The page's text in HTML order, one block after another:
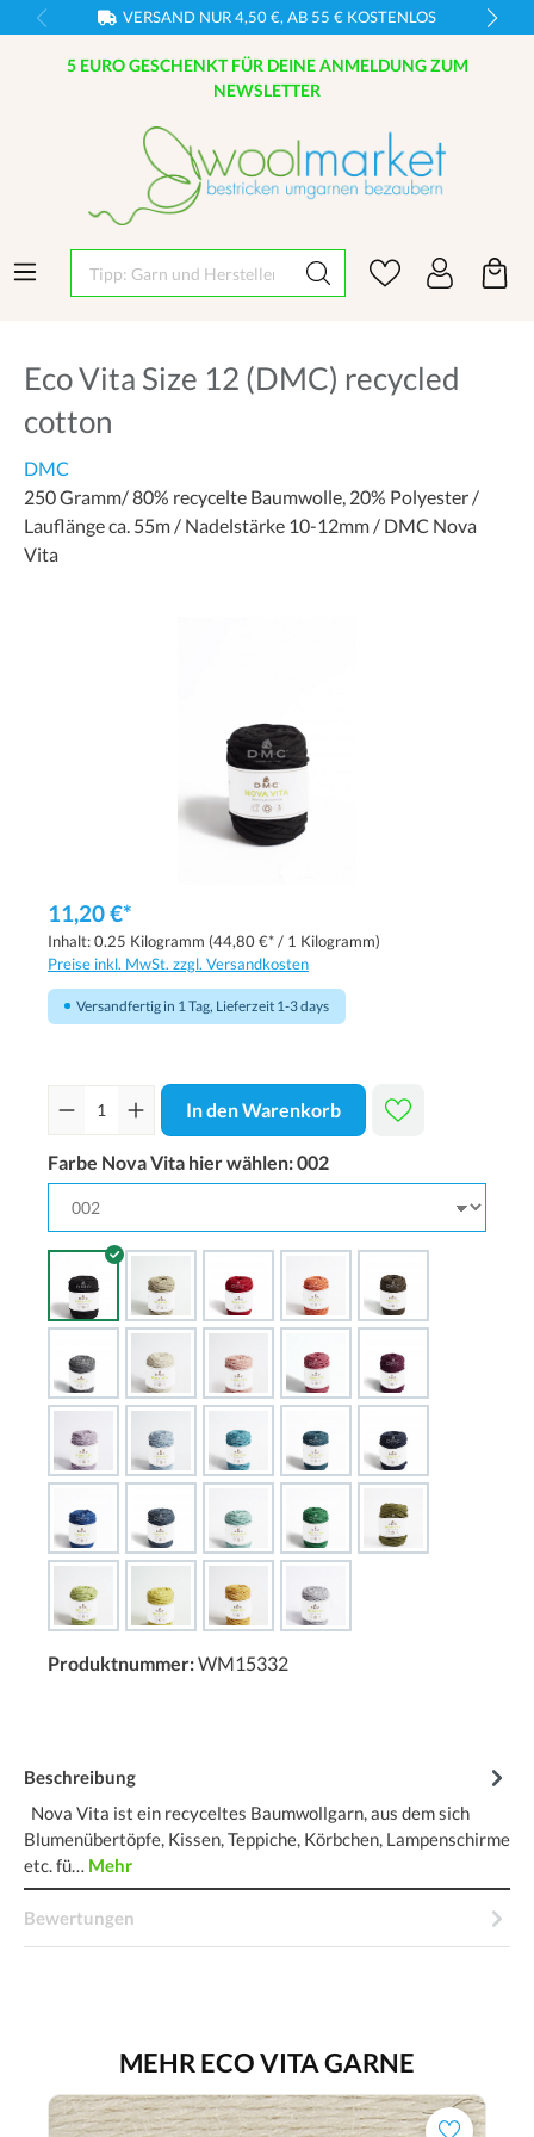
VERSAND NUR 4,50 €, AB 55 € KOSTENLOS
5 EURO GESCHENKT FÜR DEINE ANMELDUNG ZUM
NEWSLETTER
Tipp: Garn und Hersteller eingeben
Eco Vita Size 12 (DMC) recycled
cotton
DMC
250 Gramm/ 80% recycelte Baumwolle, 20% Polyester /
Lauflänge ca. 55m / Nadelstärke 10-12mm / DMC Nova
Vita
11,20 €*
Inhalt:0.25 Kilogramm (44,80 €* / 1 Kilogramm)
Preise inkl. MwSt. zzgl. Versandkosten
Versandfertig in 1 Tag, Lieferzeit 1-3 days
In den Warenkorb
Farbe Nova Vita hier wählen:002
Produktnummer:WM15332
Beschreibung
Nova Vita ist ein recyceltes Baumwollgarn, aus dem sich
Blumenübertöpfe, Kissen, Teppiche, Körbchen, Lampenschirme
etc. fü… Mehr
Bewertungen
MEHR ECO VITA GARNE